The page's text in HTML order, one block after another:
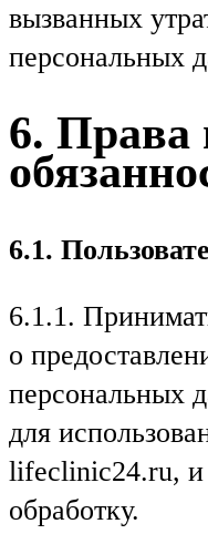
вызванных
персональных
6. Права
6.1.
6.1.1.
о
персональных
для
lifeclinic24.ru, и
обработку.